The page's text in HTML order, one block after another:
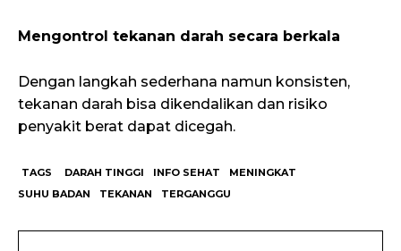
Mengontrol tekanan darah secara berkala
Dengan langkah sederhana namun konsisten,
tekanan darah bisa dikendalikan dan risiko
penyakit berat dapat dicegah.
TAGS DARAH TINGGI INFO SEHAT
MENINGKAT
SUHU BADAN
TEKANAN TERGANGGU